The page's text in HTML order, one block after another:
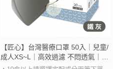
【匠心】台灣醫療口罩 50入｜兒童/
成人XS~L｜高效過濾 不悶透氣｜親
膚柔軟 久戴舒適 兒童口罩 3D立體